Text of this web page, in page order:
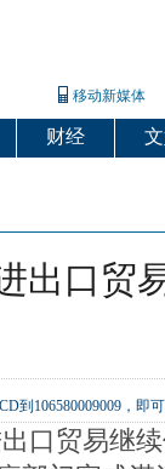
移动新媒体
财经
出口贸
到106580009009，即
口贸易继